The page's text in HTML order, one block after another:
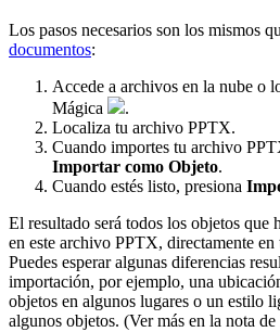
Los pasos necesarios son los mismos
documentos:
Accede a archivos en la nube o
Mágica
.
Localiza tu archivo PPTX.
Cuando importes tu archivo
Importar como Objeto.
Cuando estés listo, presiona
El resultado será todos los objetos que
en este archivo PPTX, directamente
Puedes esperar algunas diferencias
importación, por ejemplo, una
objetos en algunos lugares o un estilo
algunos objetos. (Ver más en la nota